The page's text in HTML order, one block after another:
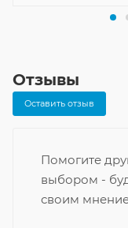
Отзывы
Оставить отзыв
Помогите
выбором -
своим